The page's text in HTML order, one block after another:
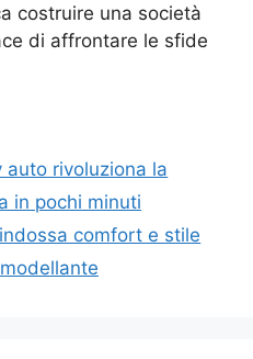
costruire una società
di affrontare le sfide
auto rivoluziona la
in pochi minuti
comfort e stile